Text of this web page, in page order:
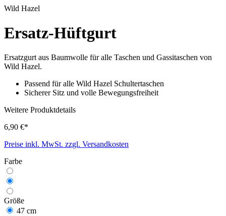
Wild Hazel
Ersatz-Hüftgurt
Ersatzgurt aus Baumwolle für alle Taschen und Gassitaschen von
Wild Hazel.
Passend für alle Wild Hazel Schultertaschen
Sicherer Sitz und volle Bewegungsfreiheit
Weitere Produktdetails
6,90 €*
Preise inkl. MwSt. zzgl. Versandkosten
Farbe
Größe
47 cm